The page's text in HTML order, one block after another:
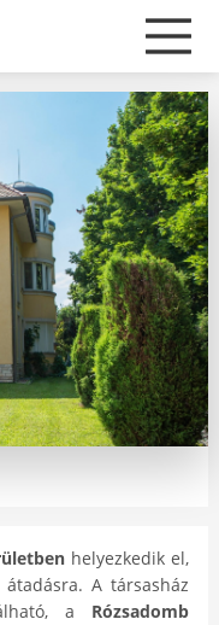
helyezkedik el,
A társasház
a Rózsadomb